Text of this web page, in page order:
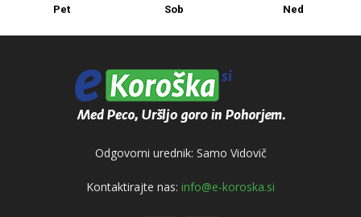
Pet
Sob
Ned
Odgovorni urednik: Samo Vidovič
Kontaktirajte nas: info@e-koroska.si